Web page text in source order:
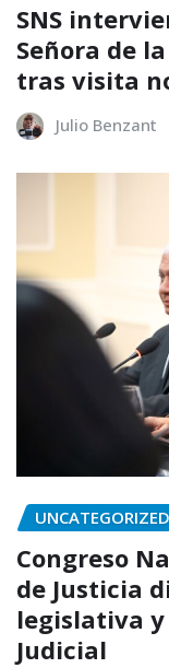
SNS
Señora de
tras visita
Julio Benzant
UNCATEGORIZED
Congreso
de Justicia
legislativa y
Judicial